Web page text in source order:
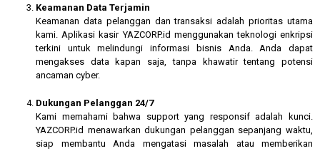
Keamanan Data Terjamin
Keamanan data pelanggan dan transaksi adalah prioritas utama
kami. Aplikasi kasir YAZCORP.id menggunakan teknologi enkripsi
terkini untuk melindungi informasi bisnis Anda. Anda dapat
mengakses data kapan saja, tanpa khawatir tentang potensi
ancaman cyber.
Dukungan Pelanggan 24/7
Kami memahami bahwa support yang responsif adalah kunci.
YAZCORP.id menawarkan dukungan pelanggan sepanjang waktu,
siap membantu Anda mengatasi masalah atau memberikan